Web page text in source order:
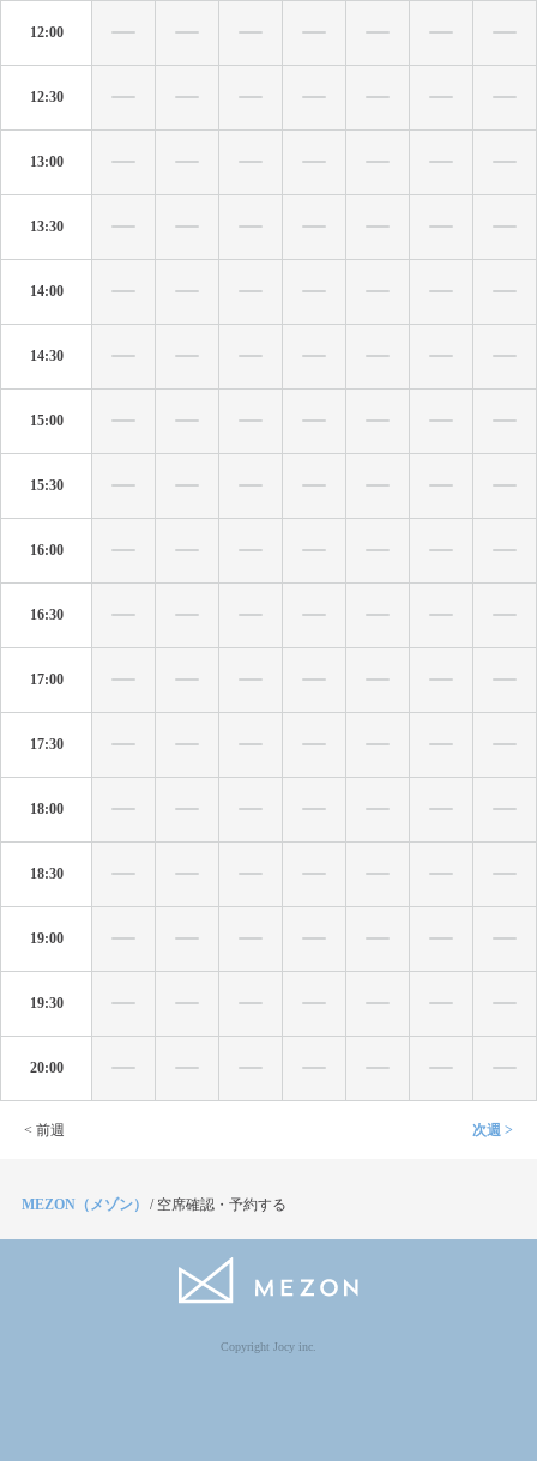
12:00
12:30
13:00
13:30
14:00
14:30
15:00
15:30
16:00
16:30
17:00
17:30
18:00
18:30
19:00
19:30
20:00
< 前週 次週 >
MEZON（メゾン） / 空席確認・予約する
Copyright Jocy inc.